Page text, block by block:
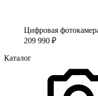
Цифровая
209 990 ₽
Каталог